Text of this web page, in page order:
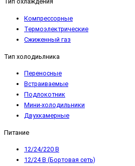
Компрессорные
Термоэлектрические
Сжиженный газ
Тип холодиьлника
Переносные
Встраиваемые
Подлокотник
Мини-холодильники
Двухкамерные
Питание
12/24/220 В
12/24 В (Бортовая сеть)